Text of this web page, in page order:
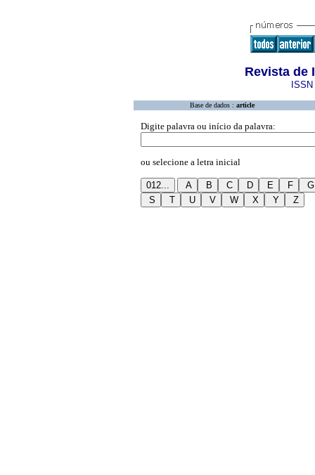
Revista de
Base de dados : article
Digite palavra ou início da palavra:
ou selecione a letra inicial